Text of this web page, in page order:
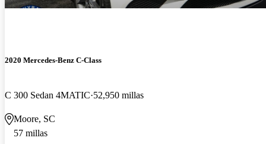
2020 Mercedes-Benz C-Class
C 300 Sedan 4MATIC 52,950 millas
Moore, SC
57 millas